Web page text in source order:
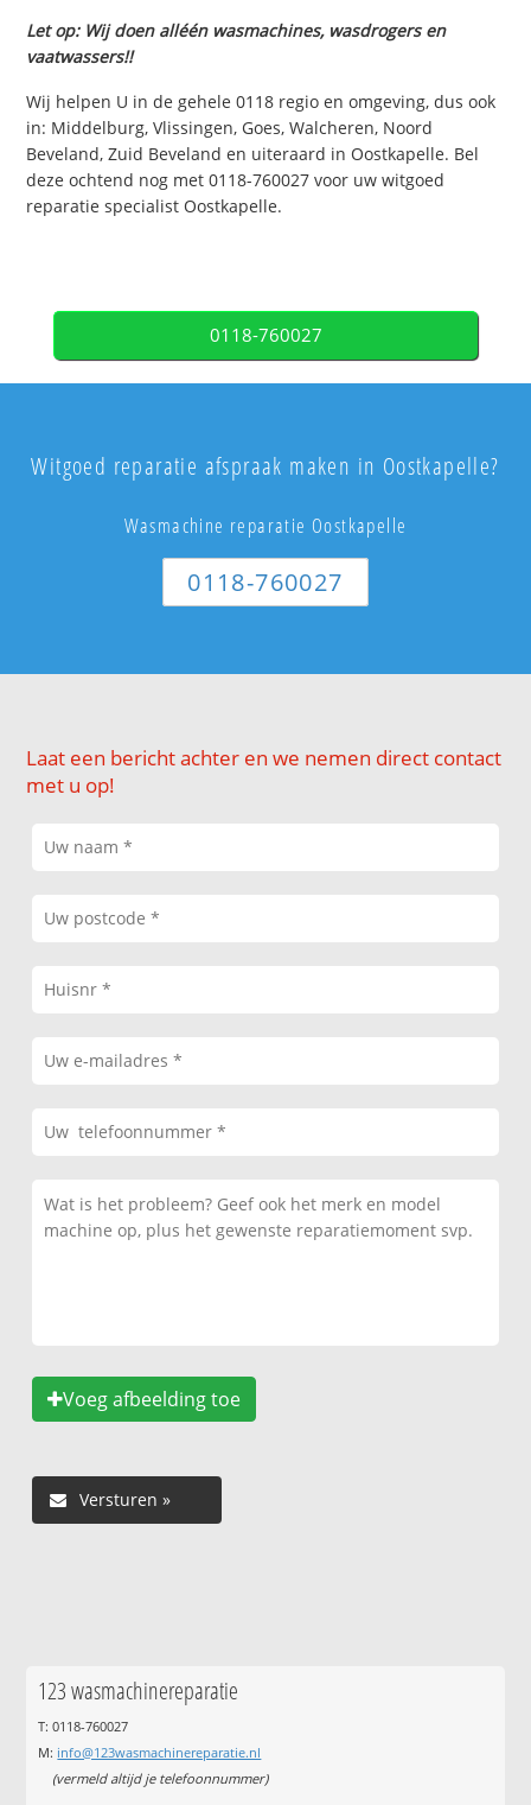
Let op: Wij doen alléén wasmachines, wasdrogers en
vaatwassers!!
Wij helpen U in de gehele 0118 regio en omgeving, dus ook
in: Middelburg, Vlissingen, Goes, Walcheren, Noord
Beveland, Zuid Beveland en uiteraard in Oostkapelle. Bel
deze ochtend nog met 0118-760027 voor uw witgoed
reparatie specialist Oostkapelle.
0118-760027
Witgoed reparatie afspraak maken in Oostkapelle?
Wasmachine reparatie Oostkapelle
0118-760027
Laat een bericht achter en we nemen direct contact
met u op!
Voeg afbeelding toe
123 wasmachinereparatie
T: 0118-760027
M: info@123wasmachinereparatie.nl
(vermeld altijd je telefoonnummer)